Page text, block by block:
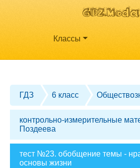
Классы
ГДЗ 6 класс
контрольно-измерительные
Поздеева
тест №23. обобщение темы -
основы жизни